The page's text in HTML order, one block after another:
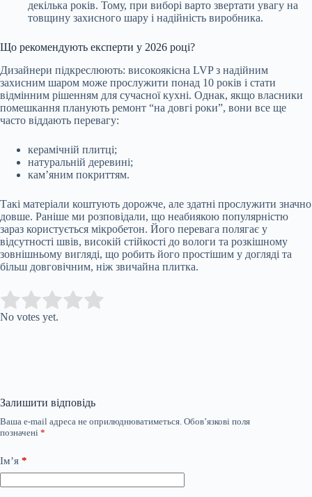
декілька років. Тому, при виборі варто звертати увагу на
товщину захисного шару і надійність виробника.
Що рекомендують експерти у 2026 році?
Дизайнери підкреслюють: високоякісна LVP з надійним
захисним шаром може прослужити понад 10 років і стати
відмінним рішенням для сучасної кухні. Однак, якщо власники
помешкання планують ремонт “на довгі роки”, вони все ще
часто віддають перевагу:
керамічній плитці;
натуральній деревині;
кам’яним покриттям.
Такі матеріали коштують дорожче, але здатні прослужити значно
довше. Раніше ми розповідали, що неабиякою популярністю
зараз користується мікробетон. Його перевага полягає у
відсутності швів, високій стійкості до вологи та розкішному
зовнішньому вигляді, що робить його простішим у догляді та
більш довговічним, ніж звичайна плитка.
Rate this item:
No votes yet.
Залишити відповідь
Ваша e-mail адреса не оприлюднюватиметься. Обов’язкові поля
позначені *
Ім’я *